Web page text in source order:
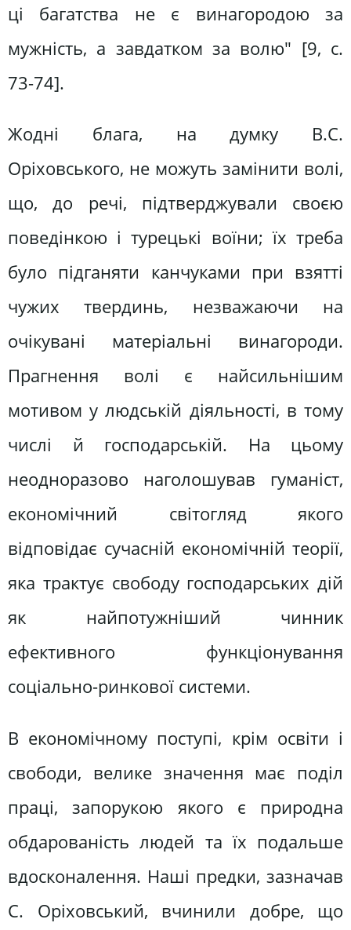
ці багатства не є винагородою за
мужність, а завдатком за волю" [9, c.
73-74].
Жодні блага, на думку В.С.
Оріховського, не можуть замінити волі,
що, до речі, підтверджували своєю
поведінкою і турецькі воїни; їх треба
було підганяти канчуками при взятті
чужих твердинь, незважаючи на
очікувані матеріальні винагороди.
Прагнення волі є найсильнішим
мотивом у людській діяльності, в тому
числі й господарській. На цьому
неодноразово наголошував гуманіст,
економічний світогляд якого
відповідає сучасній економічній теорії,
яка трактує свободу господарських дій
як найпотужніший чинник
ефективного функціонування
соціально-ринкової системи.
В економічному поступі, крім освіти і
свободи, велике значення має поділ
праці, запорукою якого є природна
обдарованість людей та їх подальше
вдосконалення. Наші предки, зазначав
С. Оріховський, вчинили добре, що